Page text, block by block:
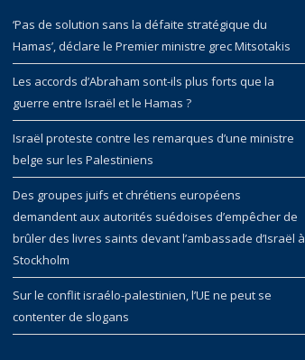
‘Pas de solution sans la défaite stratégique du
Hamas’, déclare le Premier ministre grec Mitsotakis
Les accords d’Abraham sont-ils plus forts que la
guerre entre Israël et le Hamas ?
Israël proteste contre les remarques d’une ministre
belge sur les Palestiniens
Des groupes juifs et chrétiens européens
demandent aux autorités suédoises d’empêcher de
brûler des livres saints devant l’ambassade d’Israël à
Stockholm
Sur le conflit israélo-palestinien, l’UE ne peut se
contenter de slogans